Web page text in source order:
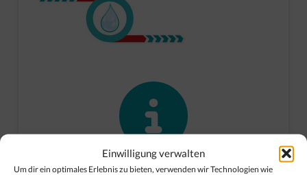
Einwilligung verwalten
Um dir ein optimales Erlebnis zu bieten, verwenden wir Technologien wie